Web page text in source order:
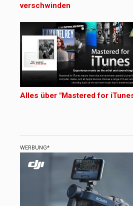
verschwinden
Alles über "Mastered for
WERBUNG*